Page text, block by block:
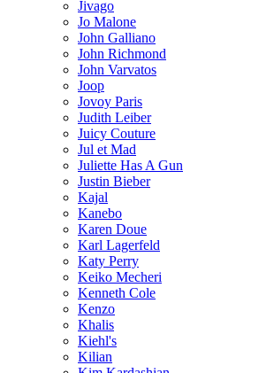
Jivago
Jo Malone
John Galliano
John Richmond
John Varvatos
Joop
Jovoy Paris
Judith Leiber
Juicy Couture
Jul et Mad
Juliette Has A Gun
Justin Bieber
Kajal
Kanebo
Karen Doue
Karl Lagerfeld
Katy Perry
Keiko Mecheri
Kenneth Cole
Kenzo
Khalis
Kiehl's
Kilian